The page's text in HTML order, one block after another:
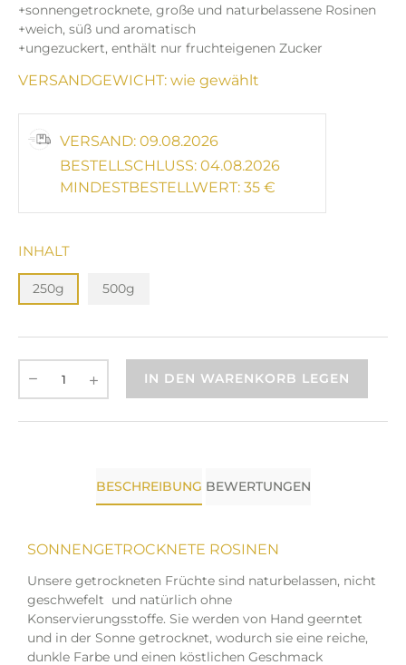
+sonnengetrocknete, große und naturbelassene Rosinen
+weich, süß und aromatisch
+ungezuckert, enthält nur fruchteigenen Zucker
VERSANDGEWICHT: wie gewählt
VERSAND: 09.08.2026
BESTELLSCHLUSS: 04.08.2026
MINDESTBESTELLWERT: 35 €
INHALT
250g 500g
IN DEN WARENKORB LEGEN
BESCHREIBUNG BEWERTUNGEN
SONNENGETROCKNETE ROSINEN
Unsere getrockneten Früchte sind naturbelassen, nicht
geschwefelt und natürlich ohne
Konservierungsstoffe. Sie werden von Hand geerntet
und in der Sonne getrocknet, wodurch sie eine reiche,
dunkle Farbe und einen köstlichen Geschmack